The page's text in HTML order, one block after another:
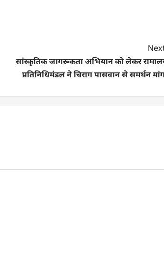
सांस्कृतिक जागरूकता अभियान को लेकर
प्रतिनिधिमंडल ने चिराग पासवान से समर्थन